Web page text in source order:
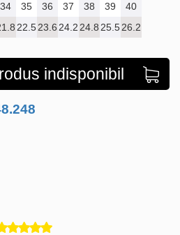
34 35 36 37 38 39
40
22.523.6 24.2 24.8 25.526.2
indisponibil